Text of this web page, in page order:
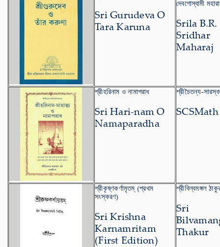
Sri Gurudeva O
Tara Karuna
দেবগোস্বামী
Srila B.R.
Sridhar
Maharaj
শ্রীহরিনাম ও নামাপরাধ
Sri Hari-nam O
Namaparadha
শ্রীচৈতন্য-
SCSMath
শ্রীকৃষ্ণকর্ণামৃতম্ (প্রথম
সংস্করণ)
Sri Krishna
Karnamritam
(First Edition)
শ্রীবিল্বমঙ্গল
Sri
Thakur